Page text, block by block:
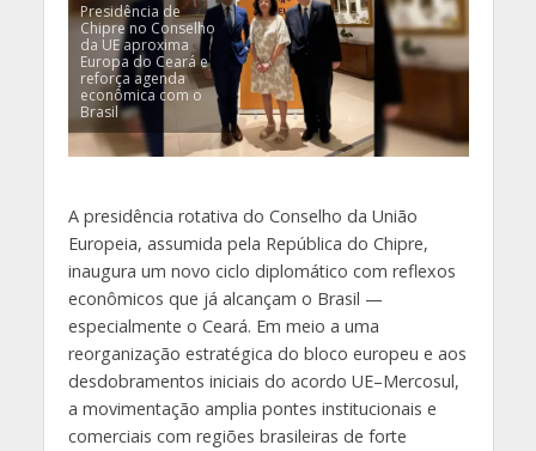
Presidência de
Chipre no Conselho
da UE aproxima
Europa do Ceará e
reforça agenda
econômica com o
Brasil
A presidência rotativa do Conselho da União
Europeia, assumida pela República do Chipre,
inaugura um novo ciclo diplomático com reflexos
econômicos que já alcançam o Brasil —
especialmente o Ceará. Em meio a uma
reorganização estratégica do bloco europeu e aos
desdobramentos iniciais do acordo UE–Mercosul,
a movimentação amplia pontes institucionais e
comerciais com regiões brasileiras de forte